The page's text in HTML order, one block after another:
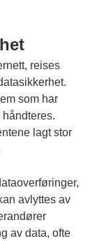
reises
som har
lagt stor
avlyttes av
av data, ofte